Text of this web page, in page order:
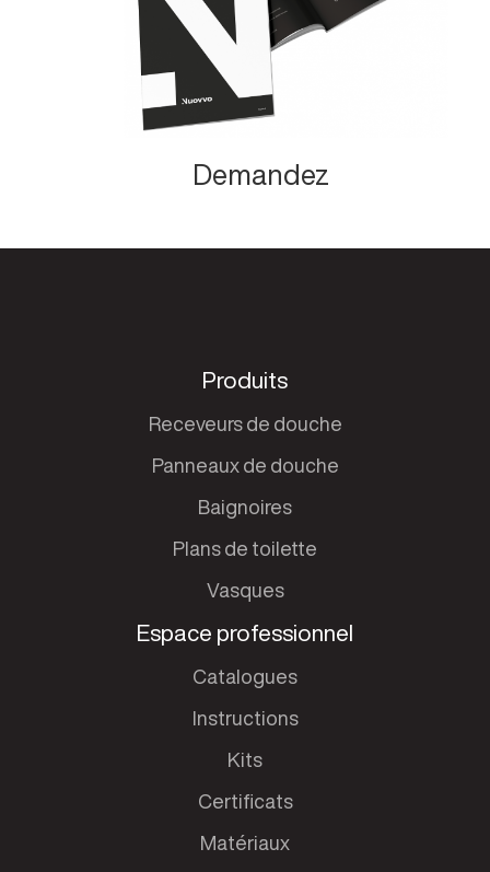
Demandez
Produits
Receveurs de douche
Panneaux de douche
Baignoires
Plans de toilette
Vasques
Espace professionnel
Catalogues
Instructions
Kits
Certificats
Matériaux